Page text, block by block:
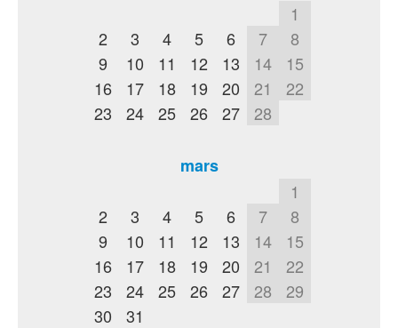
1
2
3 4 5 6 7
8
9
10 11 12 13 14
15
16
17 18 19 20 21
22
23
24 25 26 27 28
mars
1
2
3 4 5 6 7
8
9
10 11 12 13 14
15
16
17 18 19 20 21
22
23
24 25 26 27 28
29
30
31